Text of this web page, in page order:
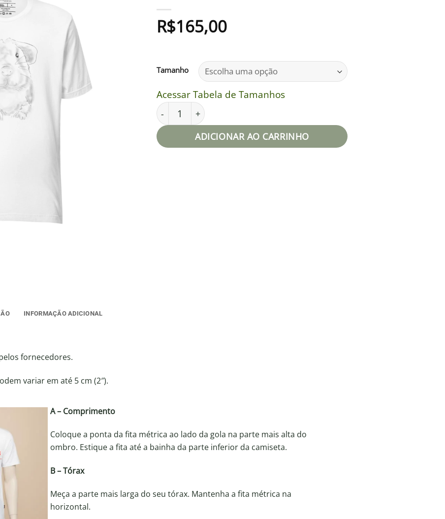
R$165,00
Tamanho
Acessar Tabela de Tamanhos
Camiseta unissex quantidade
ADICIONAR AO CARRINHO
INFORMAÇÃO ADICIONAL
fornecedores.
variar em até 5 cm (2″).
A – Comprimento
Coloque a ponta da fita métrica ao lado da gola na parte mais alta do
ombro. Estique a fita até a bainha da parte inferior da camiseta.
B – Tórax
Meça a parte mais larga do seu tórax. Mantenha a fita métrica na
horizontal.